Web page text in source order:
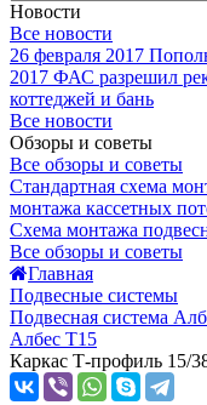
Новости
Все новости
26 февраля 2017
2017 ФАС разрешил
коттеджей и бань
Все новости
Обзоры и советы
Все обзоры и советы
Стандартная схема
монтажа кассетных
Схема монтажа
Все обзоры и советы
Главная
Подвесные системы
Подвесная система
Албес T15
Каркас Т-профиль 15/